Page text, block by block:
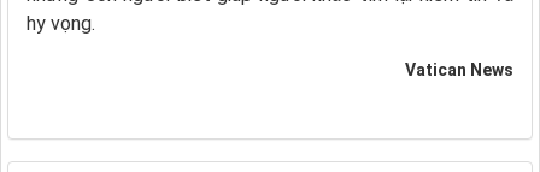
hy vọng.
Vatican News